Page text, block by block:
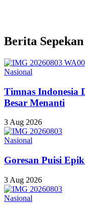
Berita Sepekan
Nasional
Timnas Indonesia
Besar Menanti
3 Aug 2026
Nasional
Goresan Puisi
3 Aug 2026
Nasional